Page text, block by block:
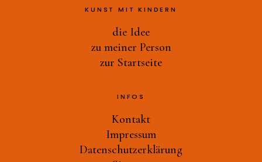
zu meiner Person
zur Startseite
KUNST MIT KINDERN
die Idee
zu meiner Person
zur Startseite
INFOS
Kontakt
Impressum
Datenschutzerklärung